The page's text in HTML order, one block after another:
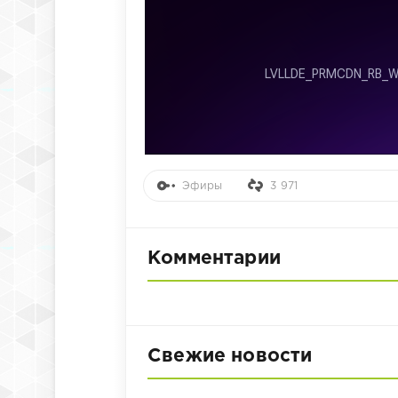
Эфиры 3 971
Комментарии
Свежие новости